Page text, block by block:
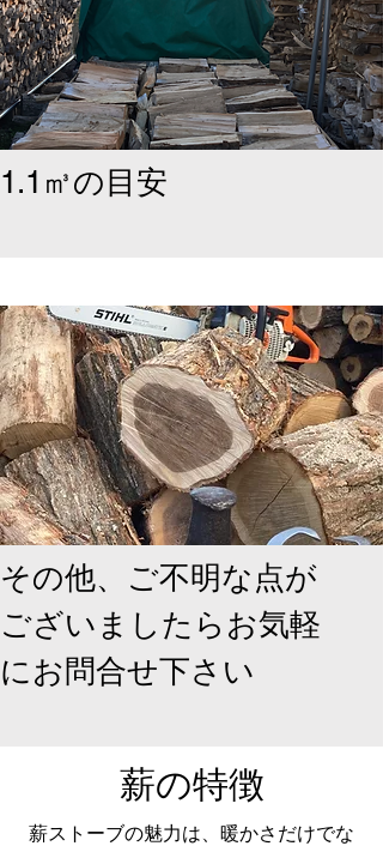
1.1㎥の目安
その他、ご不明な点が
ございましたらお気軽
にお問合せ下さい
​薪の特徴
薪ストーブの魅力は、暖かさだけでな